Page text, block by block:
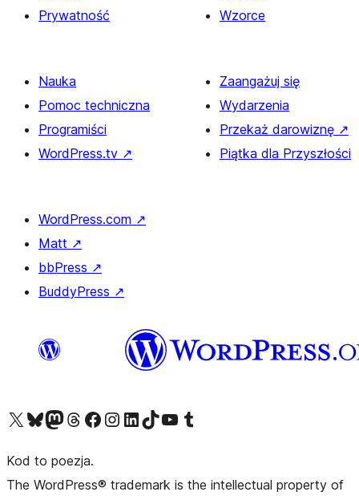
Prywatność
Wzorce
Nauka
Pomoc techniczna
Programiści
WordPress.tv ↗
Zaangażuj się
Wydarzenia
Przekaż darowiznę ↗
Piątka dla Przyszłości
WordPress.com ↗
Matt ↗
bbPress ↗
BuddyPress ↗
Odwiedź nasze konto X (dawniej Twitter)
Odwiedź nasze konto Bluesky
Odwiedź nasze konto na Mastodoncie
Odwiedź naszego Threadsa
Odwiedź naszego Facebooka
Odwiedź nasze konto na Instagramie
Odwiedź nasze konto na LinkedIn
Odwiedź naszego TikToka
Odwiedź nasz kanał YouTube
Odwiedź naszego Tumblra
Kod to poezja.
The WordPress® trademark is the intellectual property of